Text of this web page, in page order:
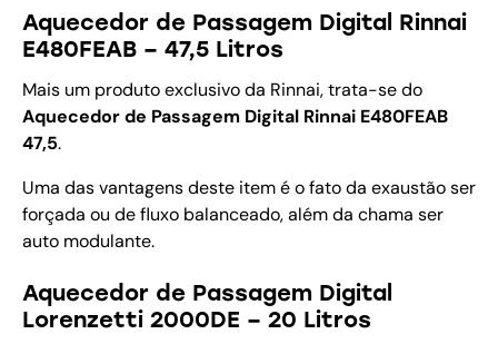
Aquecedor de Passagem Digital Rinnai
E480FEAB – 47,5 Litros
Mais um produto exclusivo da Rinnai, trata-se do
Aquecedor de Passagem Digital Rinnai E480FEAB
47,5.
Uma das vantagens deste item é o fato da exaustão ser
forçada ou de fluxo balanceado, além da chama ser
auto modulante.
Aquecedor de Passagem Digital
Lorenzetti 2000DE – 20 Litros